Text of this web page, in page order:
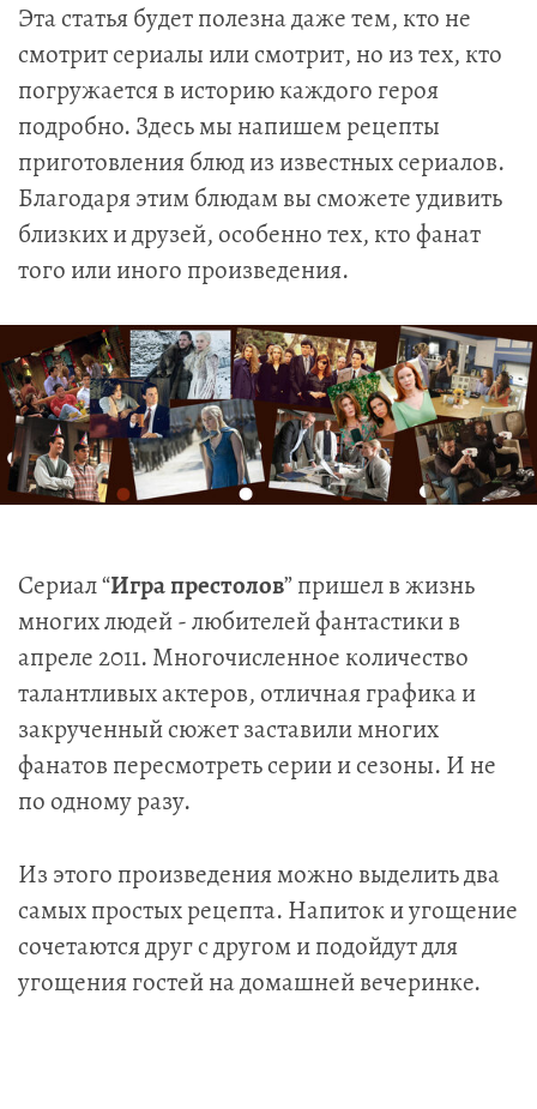
Эта статья будет полезна даже тем, кто не
смотрит сериалы или смотрит, но из тех, кто
погружается в историю каждого героя
подробно. Здесь мы напишем рецепты
приготовления блюд из известных сериалов.
Благодаря этим блюдам вы сможете удивить
близких и друзей, особенно тех, кто фанат
того или иного произведения.
Сериал “Игра престолов” пришел в жизнь
многих людей - любителей фантастики в
апреле 2011. Многочисленное количество
талантливых актеров, отличная графика и
закрученный сюжет заставили многих
фанатов пересмотреть серии и сезоны. И не
по одному разу.
Из этого произведения можно выделить два
самых простых рецепта. Напиток и угощение
сочетаются друг с другом и подойдут для
угощения гостей на домашней вечеринке.